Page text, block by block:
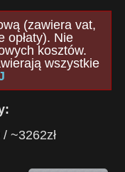
(zawiera vat,
opłaty). Nie
kosztów.
wszystkie
~3262zł